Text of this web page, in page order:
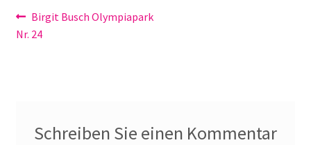
✆ Service-Telefon 089 / 2323700
Beitragsnavigation
Vorheriger
Beitrag:
Birgit Busch Olympiapark
Nr. 24
Schreiben Sie einen Kommentar